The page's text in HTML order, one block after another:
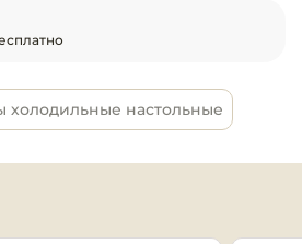
химчисток и
3 – нержавеющая сталь.
холодильные настольные